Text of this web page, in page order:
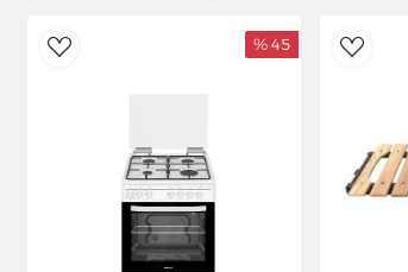
AddToWishlist
45 %